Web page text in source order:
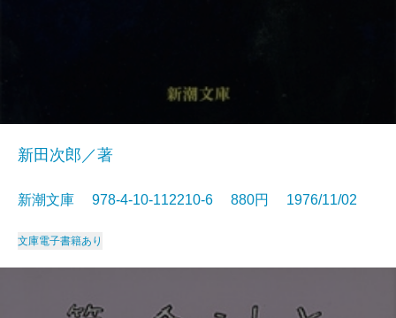
新田次郎／著
新潮文庫 978-4-10-112210-6 880円 1976/11/02
文庫電子書籍あり